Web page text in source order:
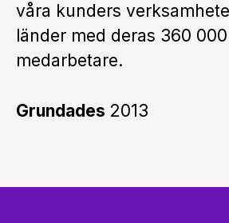
våra kunders
länder med deras 360 000
medarbetare.
Grundades 2013